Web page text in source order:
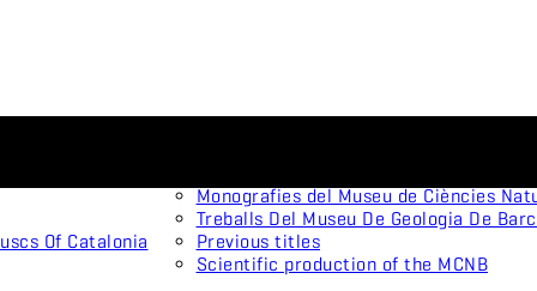
Of Catalonia
Monografies del Museu de Ciències
Treballs Del Museu De Geologia De
Previous titles
Scientific production of the MCNB